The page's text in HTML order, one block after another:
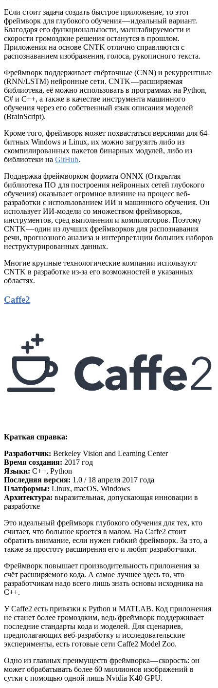
Если стоит задача создать быстрое приложение, то этот
фреймворк для глубокого обучения — идеальный вариант.
Благодаря его функциональности, масштабируемости и
скорости громоздкие решения останутся в прошлом.
Приложения на основе CNTK отлично справляются с
распознаванием изображения, голоса, рукописного текста.
Фреймворк поддерживает свёрточные (CNN) и рекуррентные
(RNN/LSTM) нейронные сети. CNTK — расширяемая
библиотека, её можно использовать в программах на Python,
C# и C++, а также в качестве инструмента машинного
обучения через его собственный язык описания моделей
(BrainScript).
Кроме того, фреймворк может похвастаться версиями для 64-
битных Windows и Linux, их можно загрузить либо из
скомпилированных пакетов бинарных модулей, либо из
библиотеки на GitHub.
Поддержка фреймворком формата ONNX (Открытая
библиотека ПО для построения нейронных сетей глубокого
обучения) оказывает огромное влияние на процесс веб-
разработки с использованием ИИ и машинного обучения. Он
использует ИИ-модели со множеством фреймворков,
инструментов, сред выполнения и компиляторов. Поэтому
CNTK — один из лучших фреймворков для распознавания
речи, прогнозного анализа и интерпретации больших наборов
неструктурированных данных.
Многие крупные технологические компании используют
CNTK в разработке из-за его возможностей в указанных
областях.
Caffe2
Краткая справка:
Разработчик: Berkeley Vision and Learning Center
Время создания: 2017 год
Языки: C++, Python
Последняя версия: 1.0 / 18 апреля 2017 года
Платформы: Linux, macOS, Windows
Архитектура: выразительная, допускающая инновации в
разработке
Это идеальный фреймворк глубокого обучения для тех, кто
считает, что большое кроется в малом. На Caffe2 стоит
обратить внимание, если нужен гибкий фреймворк. За это, а
также за простоту расширения его и любят разработчики.
Фреймворк повышает производительность приложения за
счёт расширяемого кода. А самое лучшее здесь то, что
разработчикам надо всего лишь знать основы исходника на
C++.
У Caffe2 есть привязки к Python и MATLAB. Код приложения
не станет более громоздким, ведь фреймворк поддерживает
последние стандарты кода и моделей. Для сценариев,
предполагающих веб-разработку и исследовательские
эксперименты, есть готовые сети Caffe2 Model Zoo.
Одно из главных преимуществ фреймворка — скорость: он
может обрабатывать более 60 миллионов изображений в
сутки с помощью одной лишь Nvidia K40 GPU.